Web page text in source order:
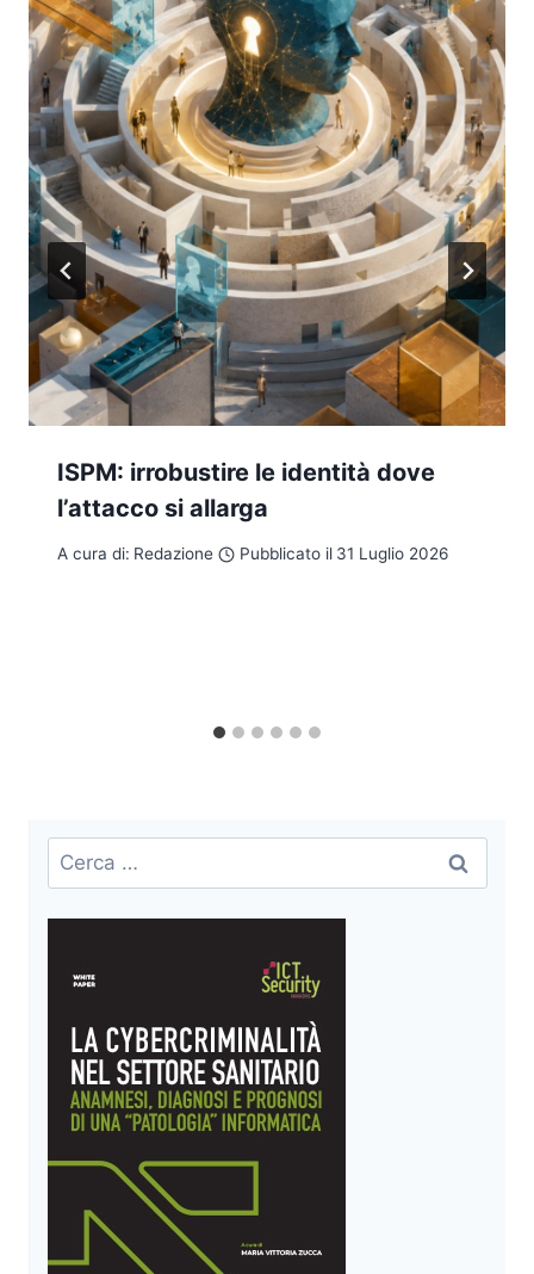
ISPM: irrobustire le identità dove
l’attacco si allarga
A cura di: Redazione Pubblicato il 31 Luglio 2026
Ricerca
per: